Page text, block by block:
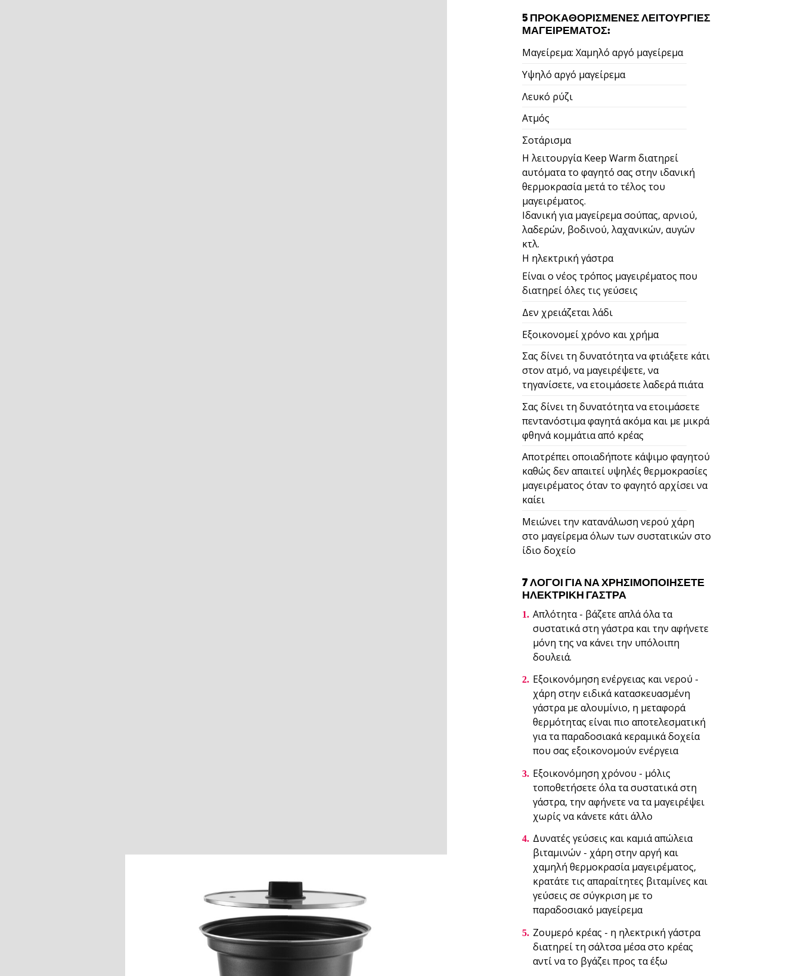
5 ΠΡΟΚΑΘΟΡΙΣΜΈΝΕΣ ΛΕΙΤΟΥΡΓΊΕΣ
ΜΑΓΕΙΡΈΜΑΤΟΣ:
Μαγείρεμα: Χαμηλό αργό μαγείρεμα
Υψηλό αργό μαγείρεμα
Λευκό ρύζι
Ατμός
Σοτάρισμα
Η λειτουργία Keep Warm διατηρεί
αυτόματα το φαγητό σας στην ιδανική
θερμοκρασία μετά το τέλος του
μαγειρέματος.
Ιδανική για μαγείρεμα σούπας, αρνιού,
λαδερών, βοδινού, λαχανικών, αυγών
κτλ.
Η ηλεκτρική γάστρα
Είναι ο νέος τρόπος μαγειρέματος που
διατηρεί όλες τις γεύσεις
Δεν χρειάζεται λάδι
Εξοικονομεί χρόνο και χρήμα
Σας δίνει τη δυνατότητα να φτιάξετε κάτι
στον ατμό, να μαγειρέψετε, να
τηγανίσετε, να ετοιμάσετε λαδερά πιάτα
Σας δίνει τη δυνατότητα να ετοιμάσετε
πεντανόστιμα φαγητά ακόμα και με μικρά
φθηνά κομμάτια από κρέας
Αποτρέπει οποιαδήποτε κάψιμο φαγητού
καθώς δεν απαιτεί υψηλές θερμοκρασίες
μαγειρέματος όταν το φαγητό αρχίσει να
καίει
Μειώνει την κατανάλωση νερού χάρη
στο μαγείρεμα όλων των συστατικών στο
ίδιο δοχείο
7 ΛΌΓΟΙ ΓΙΑ ΝΑ ΧΡΗΣΙΜΟΠΟΙΉΣΕΤΕ
ΗΛΕΚΤΡΙΚΉ ΓΆΣΤΡΑ
Απλότητα - βάζετε απλά όλα τα
συστατικά στη γάστρα και την αφήνετε
μόνη της να κάνει την υπόλοιπη
δουλειά.
Εξοικονόμηση ενέργειας και νερού -
χάρη στην ειδικά κατασκευασμένη
γάστρα με αλουμίνιο, η μεταφορά
θερμότητας είναι πιο αποτελεσματική
για τα παραδοσιακά κεραμικά δοχεία
που σας εξοικονομούν ενέργεια
Εξοικονόμηση χρόνου - μόλις
τοποθετήσετε όλα τα συστατικά στη
γάστρα, την αφήνετε να τα μαγειρέψει
χωρίς να κάνετε κάτι άλλο
Δυνατές γεύσεις και καμιά απώλεια
βιταμινών - χάρη στην αργή και
χαμηλή θερμοκρασία μαγειρέματος,
κρατάτε τις απαραίτητες βιταμίνες και
γεύσεις σε σύγκριση με το
παραδοσιακό μαγείρεμα
Ζουμερό κρέας - η ηλεκτρική γάστρα
διατηρεί τη σάλτσα μέσα στο κρέας
αντί να το βγάζει προς τα έξω